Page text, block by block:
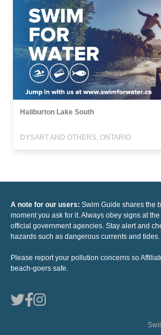
Haliburton Lake South
DYSART AND OTHERS, ONTARIO
A note for our users: Swim Guide shares the
moment you ask for it. Always obey signs at
official government agencies. Stay alert and
hazards such as dangerous currents and tides.
Please report your pollution concerns so
beach-goers safe.